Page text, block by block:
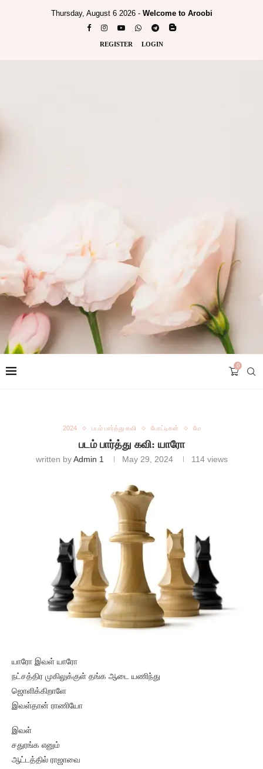
Thursday, August 6 2026 - Welcome to Aroobi
REGISTER LOGIN
0
2024 படம் பார்த்து கவி போட்டிகள் மே
படம் பார்த்து கவி: யாரோ
written byAdmin 1 May 29, 2024 114views
யாரோ இவள் யாரோ
நட்சத்திர முகிலுக்குள் தங்க ஆடை யணிந்து
ஜொளிக்கிறாளே
இவள்தான் ராணியோ
இவள்
சதுரங்க எனும்
ஆட்டத்தில் ராஜாவை